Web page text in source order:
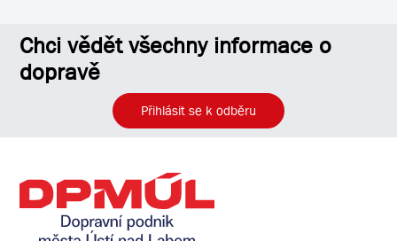
Chci vědět všechny informace o
dopravě
Přihlásit se k odběru